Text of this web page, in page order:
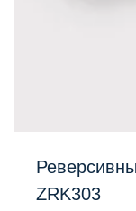
ZRK303